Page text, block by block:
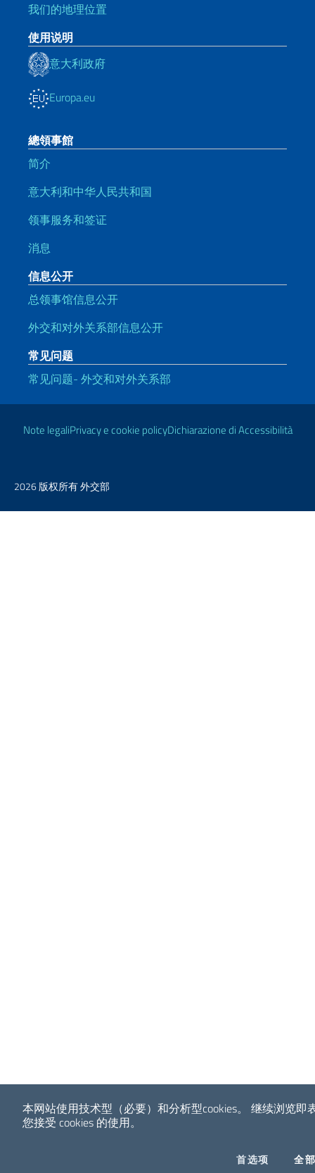
本网站使用技术型（必要）和分析型cookies。
继续浏览即
您接受 cookies 的使用。
首选项 COOKIES
全
我们的地理位置
使用说明
意大利政府
Europa.eu
總領事館
简介
意大利和中华人民共和国
领事服务和签证
消息
信息公开
总领事馆信息公开
外交和对外关系部信息公开
常见问题
常见问题- 外交和对外关系部
有用的链接
Note legaliPrivacy e cookie policyDichiarazione di Accessibilità
2026 版权所有 外交部